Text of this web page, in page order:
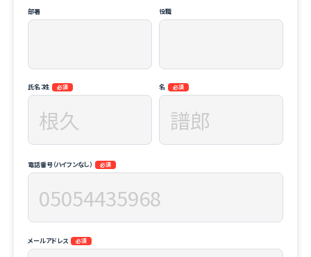
部署 役職
氏名：姓 名
電話番号（ハイフンなし）
メールアドレス